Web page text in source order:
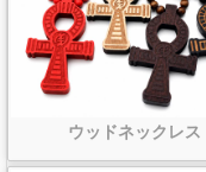
ウッドネックレス